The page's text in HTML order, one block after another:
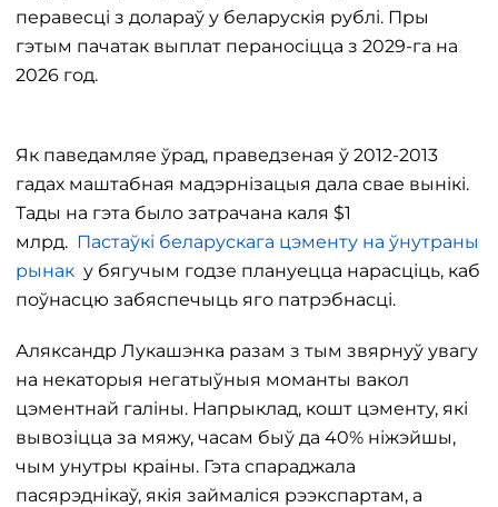
перавесці з долараў у беларускія рублі. Пры
гэтым пачатак выплат пераносіцца з 2029-га на
2026 год.
Як паведамляе ўрад, праведзеная ў 2012-2013
гадах маштабная мадэрнізацыя дала свае вынікі.
Тады на гэта было затрачана каля $1
млрд. Пастаўкі беларускага цэменту на ўнутраны
рынак у бягучым годзе плануецца нарасціць, каб
поўнасцю забяспечыць яго патрэбнасці.
Аляксандр Лукашэнка разам з тым звярнуў увагу
на некаторыя негатыўныя моманты вакол
цэментнай галіны. Напрыклад, кошт цэменту, які
вывозіцца за мяжу, часам быў да 40% ніжэйшы,
чым унутры краіны. Гэта спараджала
пасярэднікаў, якія займаліся рээкспартам, а